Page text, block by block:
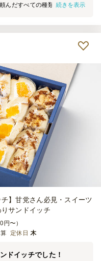
んだすべての種類を美味しく
この列かわかるようになって
。
続きを表示
】甘党さん必見・スイーツ
サンドイッチ
〜）
定休日 木
ドイッチでした！